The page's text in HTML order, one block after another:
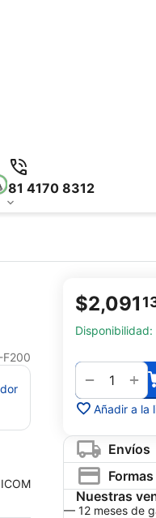
81 4170 8312
F200
ICOM
$2,091
Disponibilidad:
+
−
Añadir a la
Envíos
Nuestras
— 12 meses de